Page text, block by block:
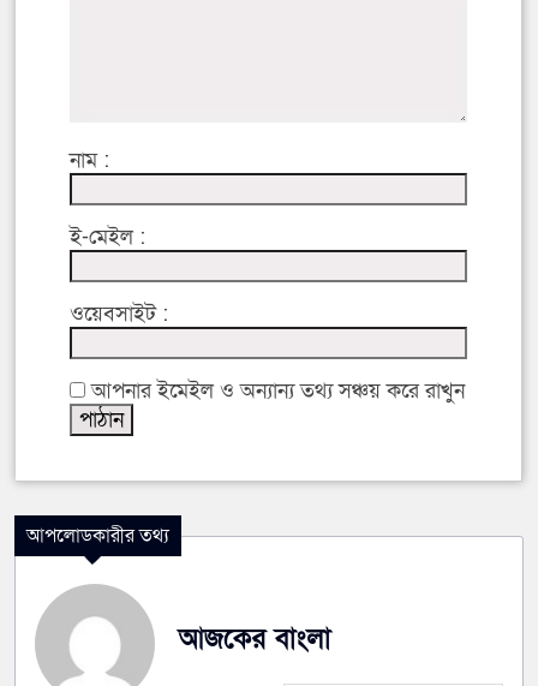
নাম :
ই-মেইল :
ওয়েবসাইট :
আপনার ইমেইল ও অন্যান্য তথ্য সঞ্চয় করে রাখুন
আপলোডকারীর তথ্য
আজকের বাংলা